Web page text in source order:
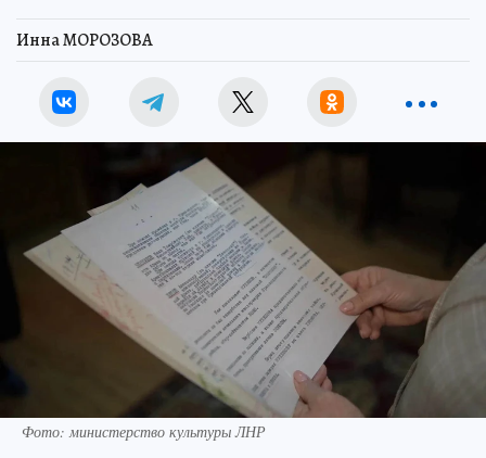
Инна МОРОЗОВА
Фото: министерство культуры ЛНР